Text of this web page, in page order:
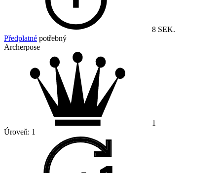
8 SEK.
Předplatné potřebný
Archerpose
1
Úroveň: 1